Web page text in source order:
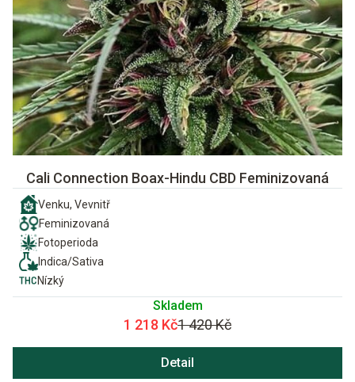
Cali Connection Boax-Hindu CBD Feminizovaná
Venku, Vevnitř
Feminizovaná
Fotoperioda
Indica/Sativa
Nízký
Skladem
1 218 Kč1 420 Kč
Detail